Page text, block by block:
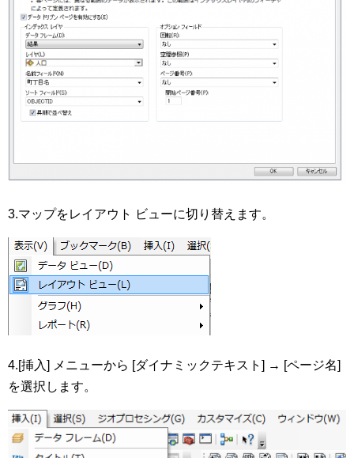
3.マップをレイアウト ビューに切り替えます。
4.[挿入] メニューから [ダイナミックテキスト] → [ページ名]
を選択します。